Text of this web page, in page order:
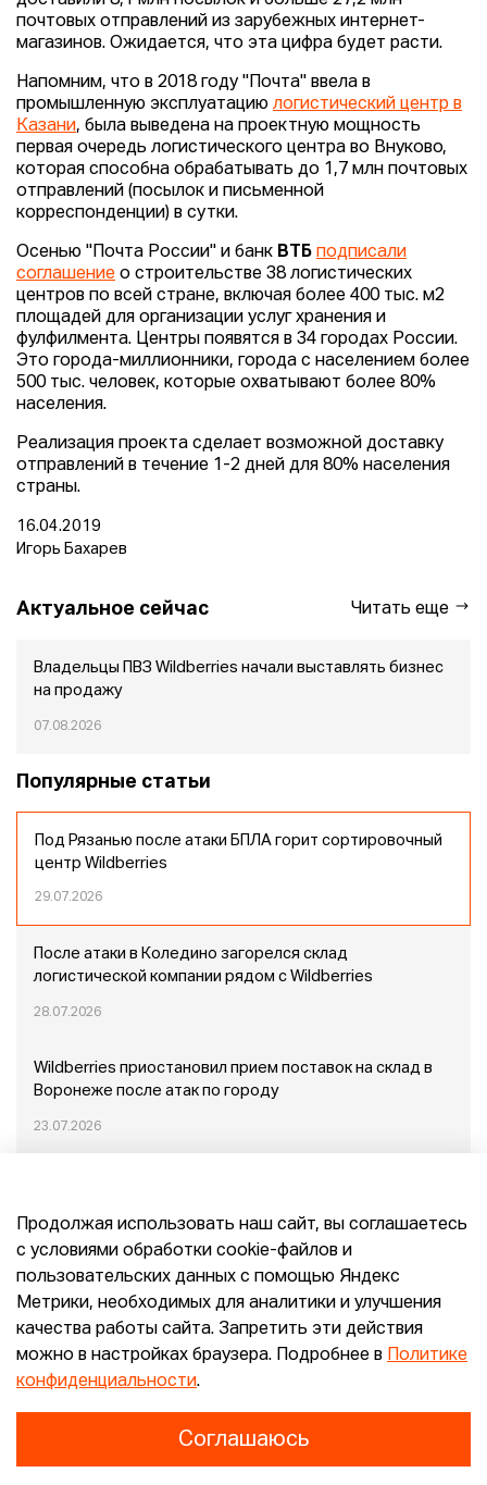
почтовых отправлений из зарубежных интернет-
магазинов. Ожидается, что эта цифра будет расти.
Напомним, что в 2018 году "Почта" ввела в
промышленную эксплуатацию логистический центр в
Казани, была выведена на проектную мощность
первая очередь логистического центра во Внуково,
которая способна обрабатывать до 1,7 млн почтовых
отправлений (посылок и письменной
корреспонденции) в сутки.
Осенью "Почта России" и банк ВТБ подписали
соглашение о строительстве 38 логистических
центров по всей стране, включая более 400 тыс. м2
площадей для организации услуг хранения и
фулфилмента. Центры появятся в 34 городах России.
Это города-миллионники, города с населением более
500 тыс. человек, которые охватывают более 80%
населения.
Реализация проекта сделает возможной доставку
отправлений в течение 1-2 дней для 80% населения
страны.
16.04.2019
Игорь Бахарев
Актуальное сейчас Читать еще
Владельцы ПВЗ Wildberries начали выставлять бизнес
на продажу
07.08.2026
Популярные статьи
Под Рязанью после атаки БПЛА горит сортировочный
центр Wildberries
29.07.2026
После атаки в Коледино загорелся склад
логистической компании рядом с Wildberries
28.07.2026
Wildberries приостановил прием поставок на склад в
Воронеже после атак по городу
23.07.2026
Конец эпохи маркетплейсов: прогнозы сооснователя
Mr.Doors Максима Валецкого
26.06.2026
КонфиденциальностьСогласие
Продолжая использовать наш сайт, вы соглашаетесь
с условиями обработки cookie-файлов и
пользовательских данных с помощью Яндекс
Метрики, необходимых для аналитики и улучшения
качества работы сайта. Запретить эти действия
можно в настройках браузера. Подробнее в
Политике
конфиденциальности.
Соглашаюсь